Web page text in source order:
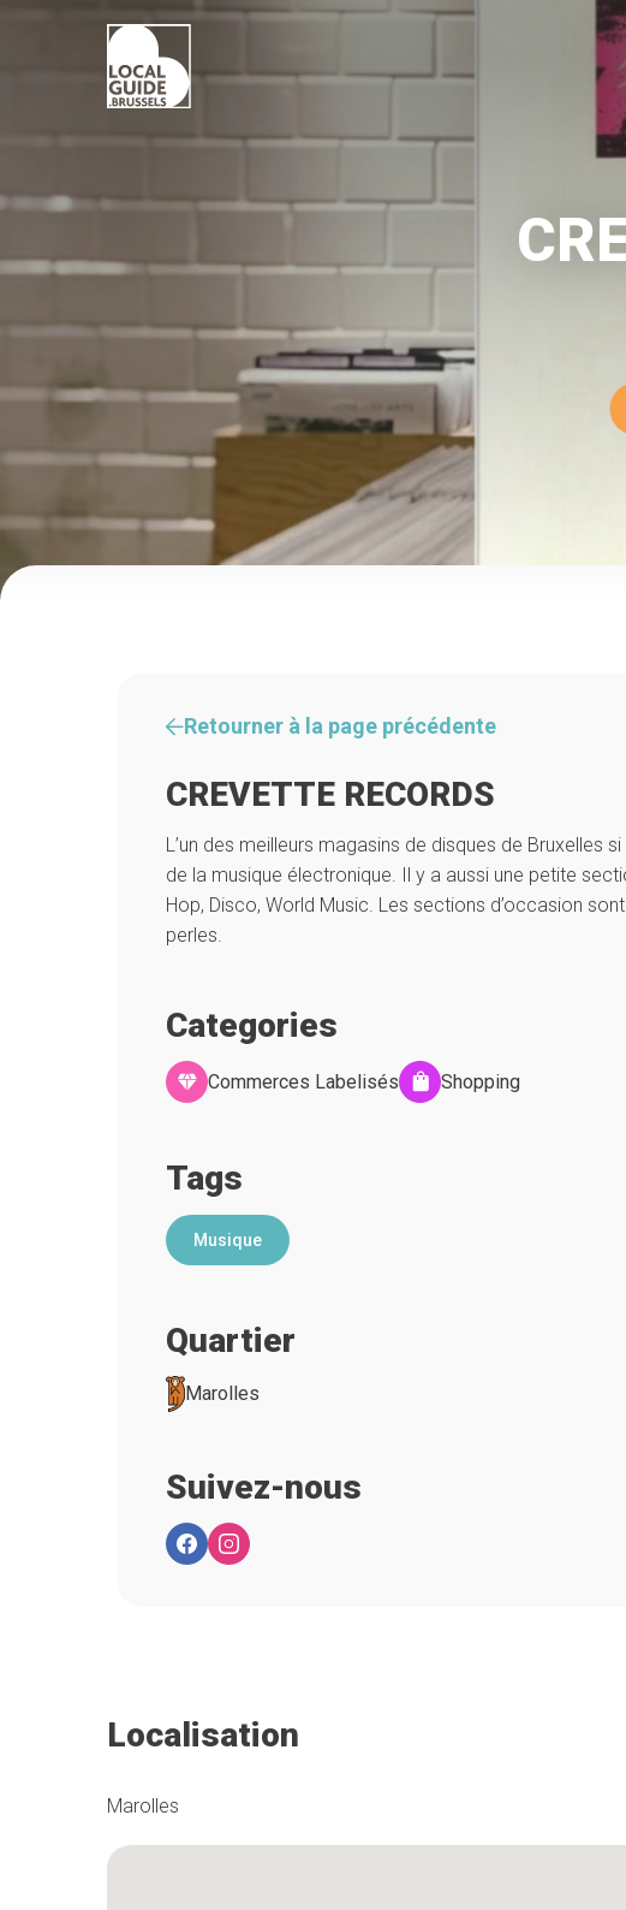
Retourner à la page précédente
CREVETTE RECORDS
L’un des meilleurs magasins de disques de Bruxelles
de la musique électronique. Il y a aussi une petite
Hop, Disco, World Music. Les sections d’occasion
perles.
Categories
Commerces Labelisés Shopping
Tags
Musique
Quartier
Marolles
Suivez-nous
Localisation
Marolles